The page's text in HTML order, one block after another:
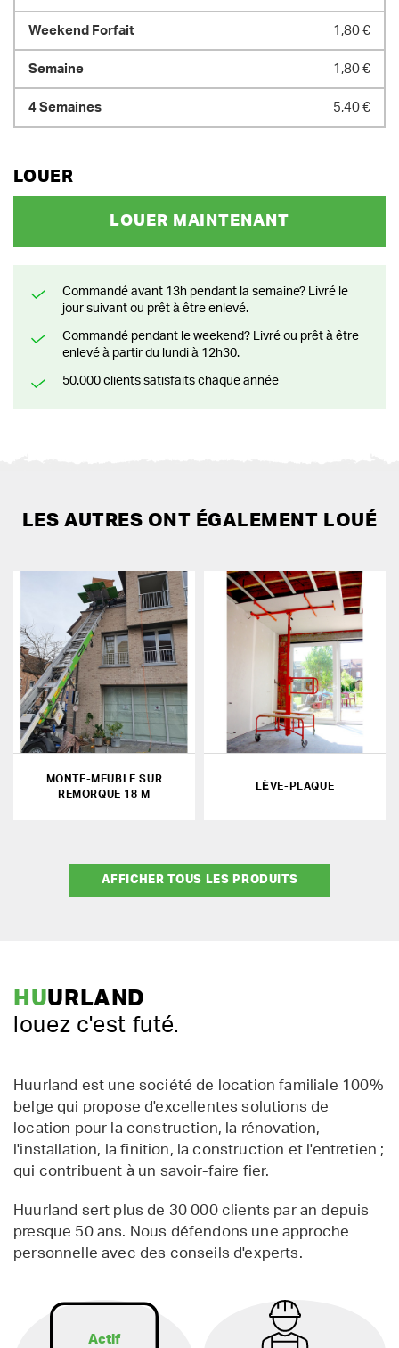
1,80 €
1,80 €
5,40 €
LOUER
LOUER MAINTENANT
Commandé avant 13h pendant la semaine? Livré le
jour suivant ou prêt à être enlevé.
Commandé pendant le weekend? Livré ou prêt à être
enlevé à partir du lundi à 12h30.
50.000 clients satisfaits chaque année
LES AUTRES ONT ÉGALEMENT LOUÉ
MONTE-MEUBLE SUR
REMORQUE 18 M
LÈVE-PLAQUE
AFFICHER TOUS LES PRODUITS
HUURLAND
louez c'est futé.
Huurland est une société de location familiale 100%
belge qui propose d'excellentes solutions de
location pour la construction, la rénovation,
l'installation, la finition, la construction et l'entretien ;
qui contribuent à un savoir-faire fier.
Huurland sert plus de 30 000 clients par an depuis
presque 50 ans. Nous défendons une approche
personnelle avec des conseils d'experts.
Actif